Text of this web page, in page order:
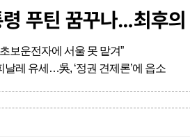
푸틴 꿈꾸나…최후
보운전자에 서울 못 맡겨”
레 유세…吳, ‘정권 견제론’에 읍소